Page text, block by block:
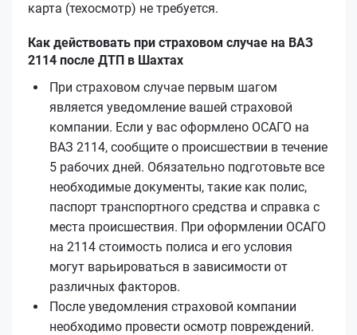
карта (техосмотр) не требуется.
Как действовать при страховом случае на ВАЗ
2114 после ДТП в Шахтах
При страховом случае первым шагом
является уведомление вашей страховой
компании. Если у вас оформлено ОСАГО на
ВАЗ 2114, сообщите о происшествии в течение
5 рабочих дней. Обязательно подготовьте все
необходимые документы, такие как полис,
паспорт транспортного средства и справка с
места происшествия. При оформлении ОСАГО
на 2114 стоимость полиса и его условия
могут варьироваться в зависимости от
различных факторов.
После уведомления страховой компании
необходимо провести осмотр повреждений.